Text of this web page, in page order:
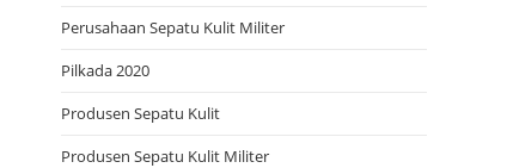
Perusahaan Sepatu Kulit Militer
Pilkada 2020
Produsen Sepatu Kulit
Produsen Sepatu Kulit Militer